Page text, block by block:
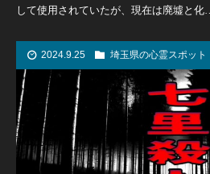
して使用されていたが、現在は廃墟と化…
2024.9.25 埼玉県の心霊スポット